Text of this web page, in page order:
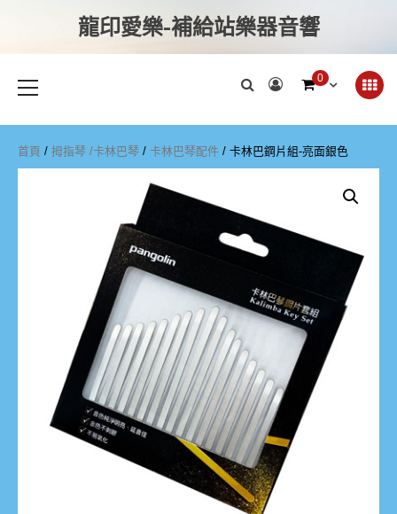
龍印愛樂-補給站樂器音響
0
首頁 / 拇指琴 /卡林巴琴 / 卡林巴琴配件 / 卡林巴鋼片組-亮面銀色